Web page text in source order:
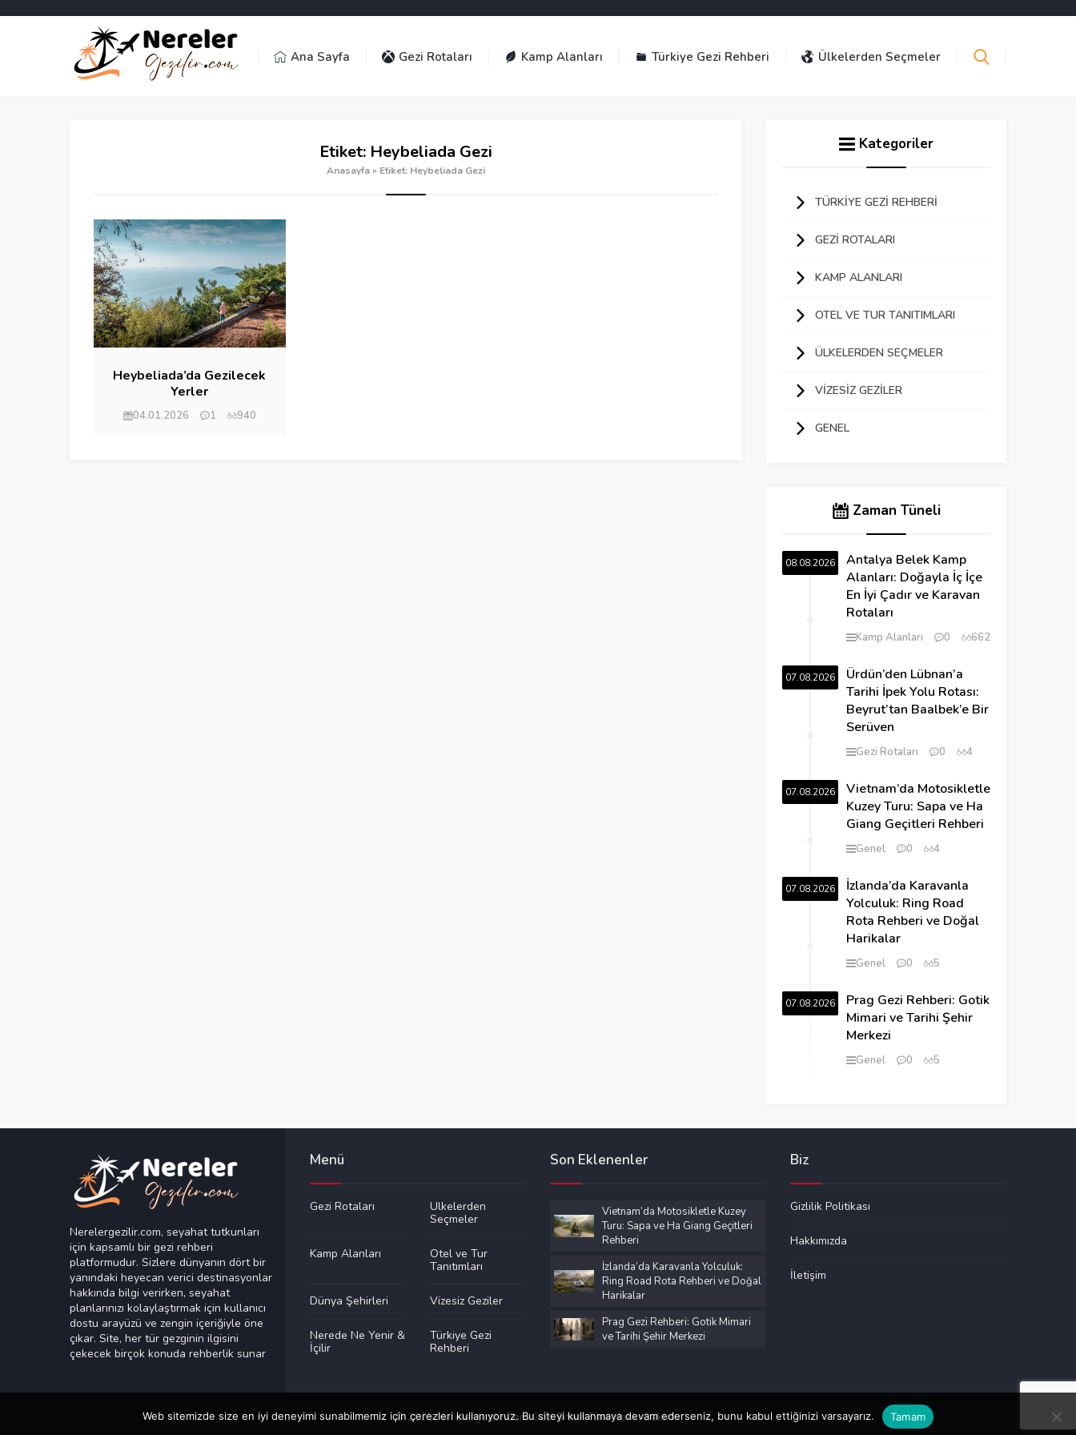
Ana Sayfa Gezi Rotaları Kamp Alanları Türkiye Gezi Rehberi Ülkelerden Seçmeler
Etiket: Heybeliada Gezi
Anasayfa» Etiket: Heybeliada Gezi
Heybeliada’da Gezilecek
Yerler
04.01.2026 1 940
Kategoriler
TÜRKIYE GEZI REHBERI
GEZI ROTALARI
KAMP ALANLARI
OTEL VE TUR TANITIMLARI
ÜLKELERDEN SEÇMELER
VIZESIZ GEZILER
GENEL
Zaman Tüneli
08.08.2026
Antalya Belek Kamp
Alanları: Doğayla İç İçe
En İyi Çadır ve Karavan
Rotaları
Kamp Alanları 0 662
07.08.2026
Ürdün’den Lübnan’a
Tarihi İpek Yolu Rotası:
Beyrut’tan Baalbek’e Bir
Serüven
Gezi Rotaları 0 4
07.08.2026
Vietnam’da Motosikletle
Kuzey Turu: Sapa ve Ha
Giang Geçitleri Rehberi
Genel 0 4
07.08.2026
İzlanda’da Karavanla
Yolculuk: Ring Road
Rota Rehberi ve Doğal
Harikalar
Genel 0 5
07.08.2026
Prag Gezi Rehberi: Gotik
Mimari ve Tarihi Şehir
Merkezi
Genel 0 5
Nerelergezilir.com, seyahat tutkunları
için kapsamlı bir gezi rehberi
platformudur. Sizlere dünyanın dört bir
yanındaki heyecan verici destinasyonlar
hakkında bilgi verirken, seyahat
planlarınızı kolaylaştırmak için kullanıcı
dostu arayüzü ve zengin içeriğiyle öne
çıkar. Site, her tür gezginin ilgisini
çekecek birçok konuda rehberlik sunar
Menü
Gezi Rotaları
Ülkelerden
Seçmeler
Kamp Alanları
Otel ve Tur
Tanıtımları
Dünya Şehirleri Vizesiz Geziler
Nerede Ne Yenir &
İçilir
Türkiye Gezi
Rehberi
Son Eklenenler
Vietnam’da Motosikletle Kuzey
Turu: Sapa ve Ha Giang Geçitleri
Rehberi
İzlanda’da Karavanla Yolculuk:
Ring Road Rota Rehberi ve Doğal
Harikalar
Prag Gezi Rehberi: Gotik Mimari
ve Tarihi Şehir Merkezi
Biz
Gizlilik Politikası
Hakkımızda
İletişim
© 2025 Nerelergezilir.Com Gezi Sitesi Tüm Hakkı Saklıdır
Web sitemizde size en iyi deneyimi sunabilmemiz için çerezleri kullanıyoruz. Bu siteyi kullanmaya devam ederseniz, bunu kabul ettiğinizi varsayarız. Tamam